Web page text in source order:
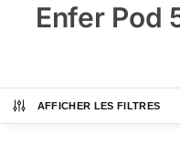
Enfer Pod
AFFICHER LES FILTRES